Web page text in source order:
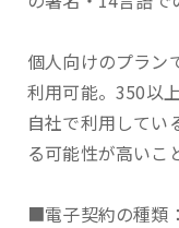
個人向けのプラン
利用可能。350以
自社で利用してい
る可能性が高いこ
■電子契約の種類